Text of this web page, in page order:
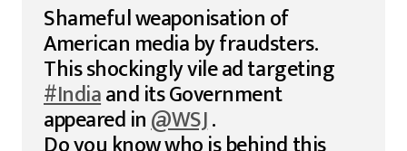
Shameful weaponisation of
American media by fraudsters.
This shockingly vile ad targeting
#Indiaand its Government
appeared in@WSJ.